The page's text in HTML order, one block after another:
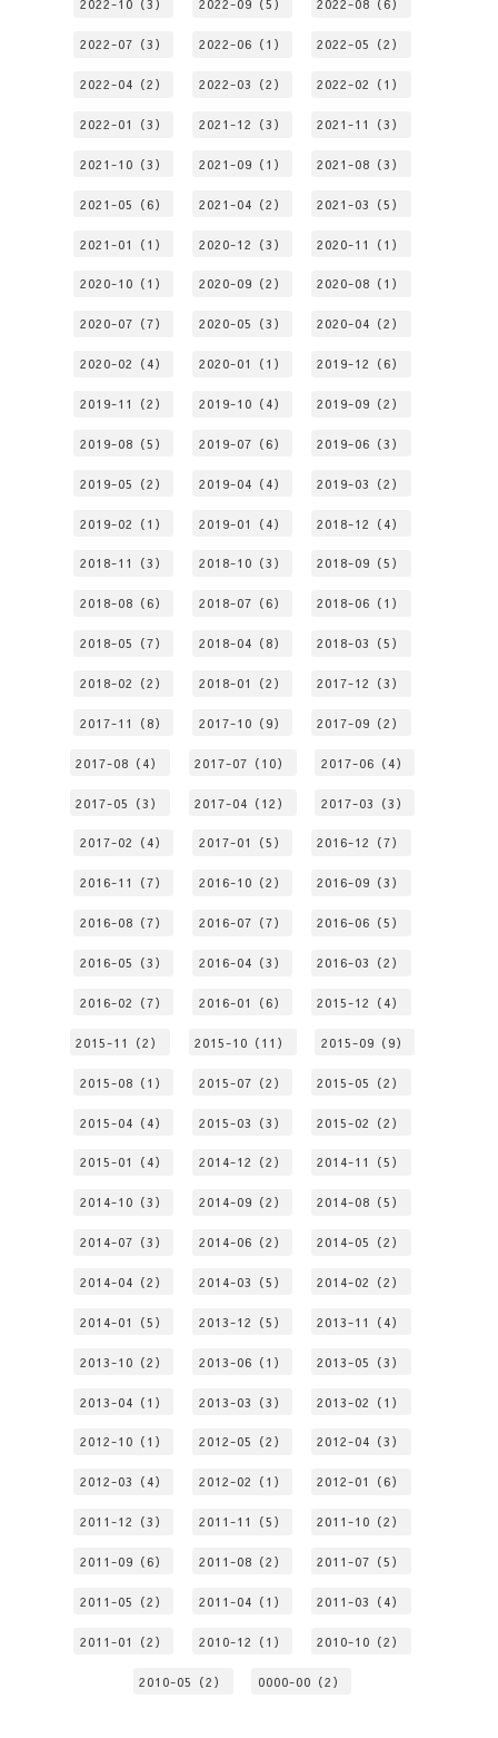
2022-10（3） 2022-09（5） 2022-08（6）
2022-07（3） 2022-06（1） 2022-05（2）
2022-04（2） 2022-03（2） 2022-02（1）
2022-01（3） 2021-12（3） 2021-11（3）
2021-10（3） 2021-09（1） 2021-08（3）
2021-05（6） 2021-04（2） 2021-03（5）
2021-01（1） 2020-12（3） 2020-11（1）
2020-10（1） 2020-09（2） 2020-08（1）
2020-07（7） 2020-05（3） 2020-04（2）
2020-02（4） 2020-01（1） 2019-12（6）
2019-11（2） 2019-10（4） 2019-09（2）
2019-08（5） 2019-07（6） 2019-06（3）
2019-05（2） 2019-04（4） 2019-03（2）
2019-02（1） 2019-01（4） 2018-12（4）
2018-11（3） 2018-10（3） 2018-09（5）
2018-08（6） 2018-07（6） 2018-06（1）
2018-05（7） 2018-04（8） 2018-03（5）
2018-02（2） 2018-01（2） 2017-12（3）
2017-11（8） 2017-10（9） 2017-09（2）
2017-08（4） 2017-07（10） 2017-06（4）
2017-05（3） 2017-04（12） 2017-03（3）
2017-02（4） 2017-01（5） 2016-12（7）
2016-11（7） 2016-10（2） 2016-09（3）
2016-08（7） 2016-07（7） 2016-06（5）
2016-05（3） 2016-04（3） 2016-03（2）
2016-02（7） 2016-01（6） 2015-12（4）
2015-11（2） 2015-10（11） 2015-09（9）
2015-08（1） 2015-07（2） 2015-05（2）
2015-04（4） 2015-03（3） 2015-02（2）
2015-01（4） 2014-12（2） 2014-11（5）
2014-10（3） 2014-09（2） 2014-08（5）
2014-07（3） 2014-06（2） 2014-05（2）
2014-04（2） 2014-03（5） 2014-02（2）
2014-01（5） 2013-12（5） 2013-11（4）
2013-10（2） 2013-06（1） 2013-05（3）
2013-04（1） 2013-03（3） 2013-02（1）
2012-10（1） 2012-05（2） 2012-04（3）
2012-03（4） 2012-02（1） 2012-01（6）
2011-12（3） 2011-11（5） 2011-10（2）
2011-09（6） 2011-08（2） 2011-07（5）
2011-05（2） 2011-04（1） 2011-03（4）
2011-01（2） 2010-12（1） 2010-10（2）
2010-05（2） 0000-00（2）